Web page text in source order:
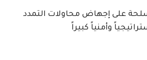
على إجهاض محاولات التمدد
وأمنياً كبيراً